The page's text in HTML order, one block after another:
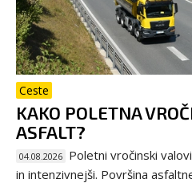
Ceste
KAKO POLETNA
ASFALT?
04.08.2026 Poletni vročinski
in intenzivnejši. Površina